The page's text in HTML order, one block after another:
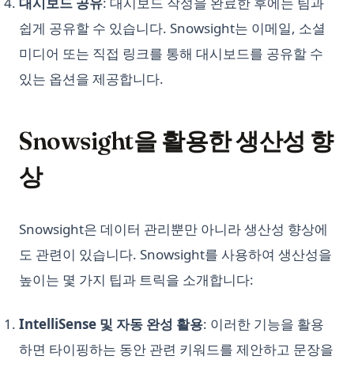
쉽게 공유할 수 있습니다. Snowsight는 이메일, 소셜
미디어 또는 직접 링크를 통해 대시보드를 공유할 수
있는 옵션을 제공합니다.
Snowsight을 활용한 생산성 향
상
Snowsight은 데이터 관리뿐만 아니라 생산성 향상에
도 관련이 있습니다. Snowsight를 사용하여 생산성을
높이는 몇 가지 팁과 트릭을 소개합니다:
IntelliSense 및 자동 완성 활용: 이러한 기능을 활용
하면 타이핑하는 동안 관련 키워드를 제안하고 문장을